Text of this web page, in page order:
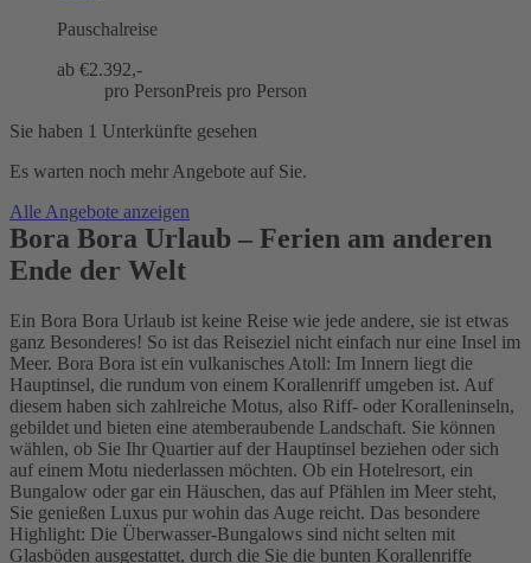
Pauschalreise
ab €2.392,-
pro PersonPreis pro Person
Sie haben 1 Unterkünfte gesehen
Es warten noch mehr Angebote auf Sie.
Alle Angebote anzeigen
Bora Bora Urlaub – Ferien am anderen
Ende der Welt
Ein Bora Bora Urlaub ist keine Reise wie jede andere, sie ist etwas
ganz Besonderes! So ist das Reiseziel nicht einfach nur eine Insel im
Meer. Bora Bora ist ein vulkanisches Atoll: Im Innern liegt die
Hauptinsel, die rundum von einem Korallenriff umgeben ist. Auf
diesem haben sich zahlreiche Motus, also Riff- oder Koralleninseln,
gebildet und bieten eine atemberaubende Landschaft. Sie können
wählen, ob Sie Ihr Quartier auf der Hauptinsel beziehen oder sich
auf einem Motu niederlassen möchten. Ob ein Hotelresort, ein
Bungalow oder gar ein Häuschen, das auf Pfählen im Meer steht,
Sie genießen Luxus pur wohin das Auge reicht. Das besondere
Highlight: Die Überwasser-Bungalows sind nicht selten mit
Glasböden ausgestattet, durch die Sie die bunten Korallenriffe